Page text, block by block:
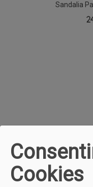
Sandalia
Cookies